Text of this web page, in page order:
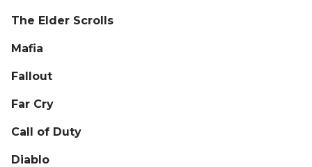
The Elder Scrolls
Mafia
Fallout
Far Cry
Call of Duty
Diablo